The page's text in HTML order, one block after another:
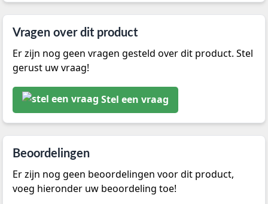
Vragen over dit product
Er zijn nog geen vragen gesteld over dit product. Stel
gerust uw vraag!
Stel een vraag
Beoordelingen
Er zijn nog geen beoordelingen voor dit product,
voeg hieronder uw beoordeling toe!